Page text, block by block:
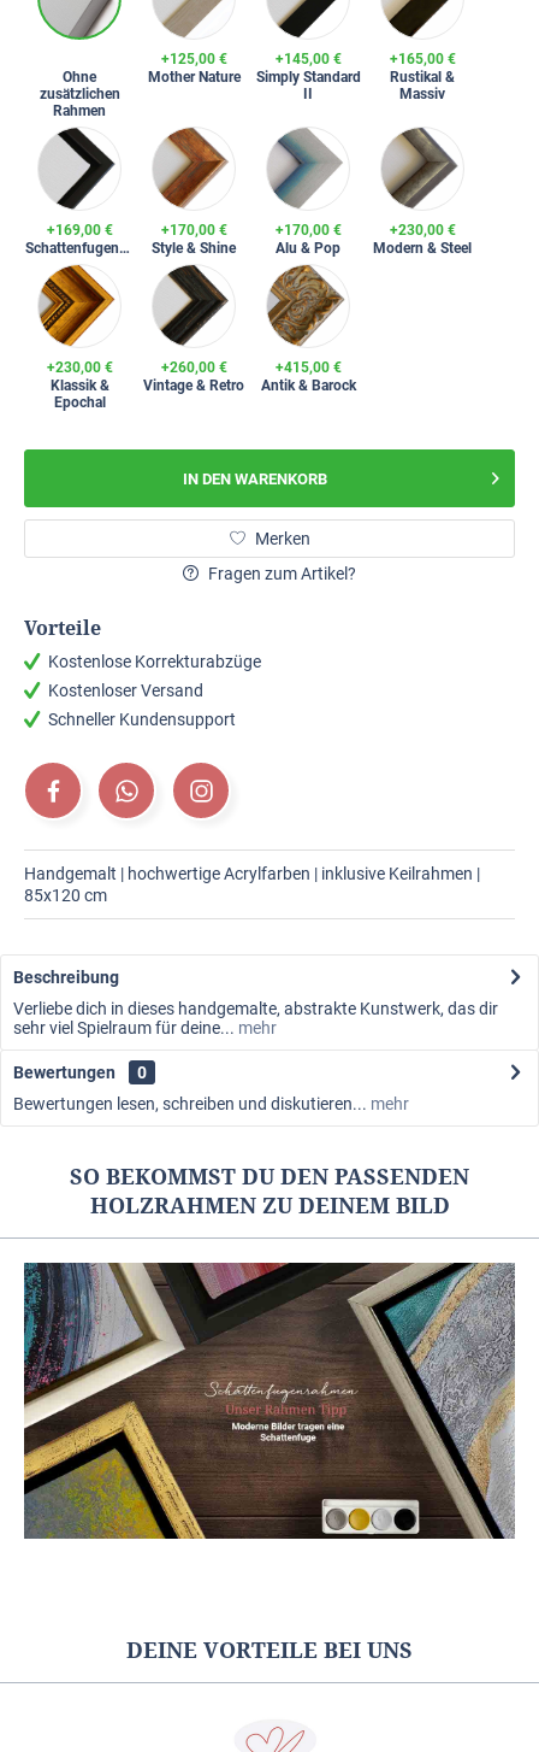
Ohne
zusätzlichen
Rahmen
+125,00 €
Mother Nature
+145,00 €
Simply Standard
+165,00 €
Rustikal &
Massiv
+169,00 €
Schattenfugenrahmen
+170,00 €
Style & Shine
+170,00 €
Alu & Pop
+230,00 €
Modern & Steel
+230,00 €
Klassik &
Epochal
+260,00 €
Vintage & Retro
+415,00 €
Antik & Barock
IN DEN WARENKORB
Merken
Fragen zum Artikel?
Vorteile
Kostenlose Korrekturabzüge
Kostenloser Versand
Schneller Kundensupport
Handgemalt | hochwertige Acrylfarben | inklusive Keilrahmen |
85x120 cm
Beschreibung
Verliebe dich in dieses handgemalte, abstrakte Kunstwerk, das dir
sehr viel Spielraum für deine... mehr
Bewertungen
0
Bewertungen lesen, schreiben und diskutieren... mehr
SO BEKOMMST DU DEN PASSENDEN
HOLZRAHMEN ZU DEINEM BILD
DEINE VORTEILE BEI UNS